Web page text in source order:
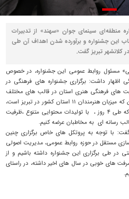
منطقه‌ای سینمای جوان «سهند» از تدبیرات
این جشنواره و برآورده شدن اهداف آن طی
کلانشهر تبریز گفت.
مسئول روابط عمومی این جشنواره، در خصوص
اظهار داشت: برگزاری جشنواره های فرهنگی در
های فرهنگی هنری استان در قالب های مختلف
است و این جشنواره با توجه به این که میزبان هنرمندان ۱۱ استان کشور در تبریز است،
می تواند این فرصت را فراهم کند که طی ۴ روز ، با تولیدات محتوایی متنوع ،ظرفیت
رسانه ای به مخاطبان عرضه کنیم.
با توجه به پروتکل های خاص برگزاری چنین
مستقل در حوزه روابط عمومی، مدیریت اصولی
در طی برگزاری این جشنواره داشته باشیم و از
های خوبی در سال های اخیر داشته، در راستای